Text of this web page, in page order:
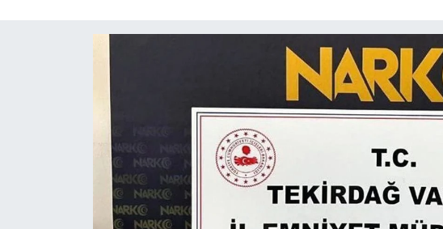
Gizlilik Sözleşmesi
Topluluk Kuralları